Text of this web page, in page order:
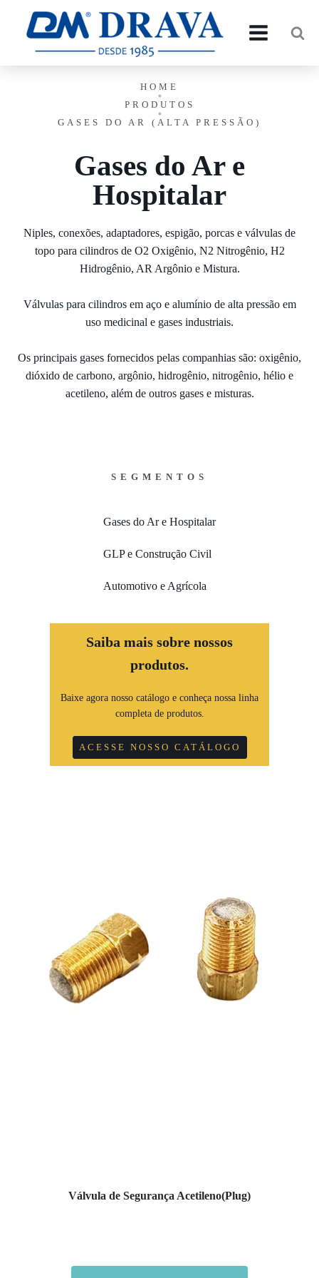
HOME
PRODUTOS
GASES DO AR (ALTA PRESSÃO)
Gases do Ar e
Hospitalar
Niples, conexões, adaptadores, espigão, porcas e válvulas de
topo para cilindros de O2 Oxigênio, N2 Nitrogênio, H2
Hidrogênio, AR Argônio e Mistura.
Válvulas para cilindros em aço e alumínio de alta pressão em
uso medicinal e gases industriais.
Os principais gases fornecidos pelas companhias são: oxigênio,
dióxido de carbono, argônio, hidrogênio, nitrogênio, hélio e
acetileno, além de outros gases e misturas.
SEGMENTOS
Gases do Ar e Hospitalar
GLP e Construção Civil
Automotivo e Agrícola
Saiba mais sobre nossos
produtos.
Baixe agora nosso catálogo e conheça nossa linha
completa de produtos.
ACESSE NOSSO CATÁLOGO
Válvula de Segurança Acetileno(Plug)